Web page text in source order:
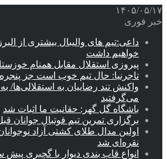
۱۴۰۵/۰۵/۱۷
خبر فوری
داعی:تیم های والیبال بیشتری از
خواهیم داشت
پیروزی استقلال مقابل همنام
تاجرنیا: حال تیم خوب است جز
واکنش تند رضاییان به استقلالی‌ها/
می‌گرفتید
باشگاه گل گهر: حقانیت ما اثبات شد
برگزاری تمرین تیم فوتبال جوانان
اولین مدال طلای کشتی آزاد
نقره‌ای شد
انواع قاب بندی دیوار با گچبری پیش